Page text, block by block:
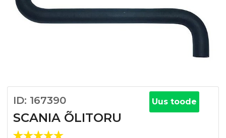
ID: 167390
SCANIA ÕLITORU
Uus toode